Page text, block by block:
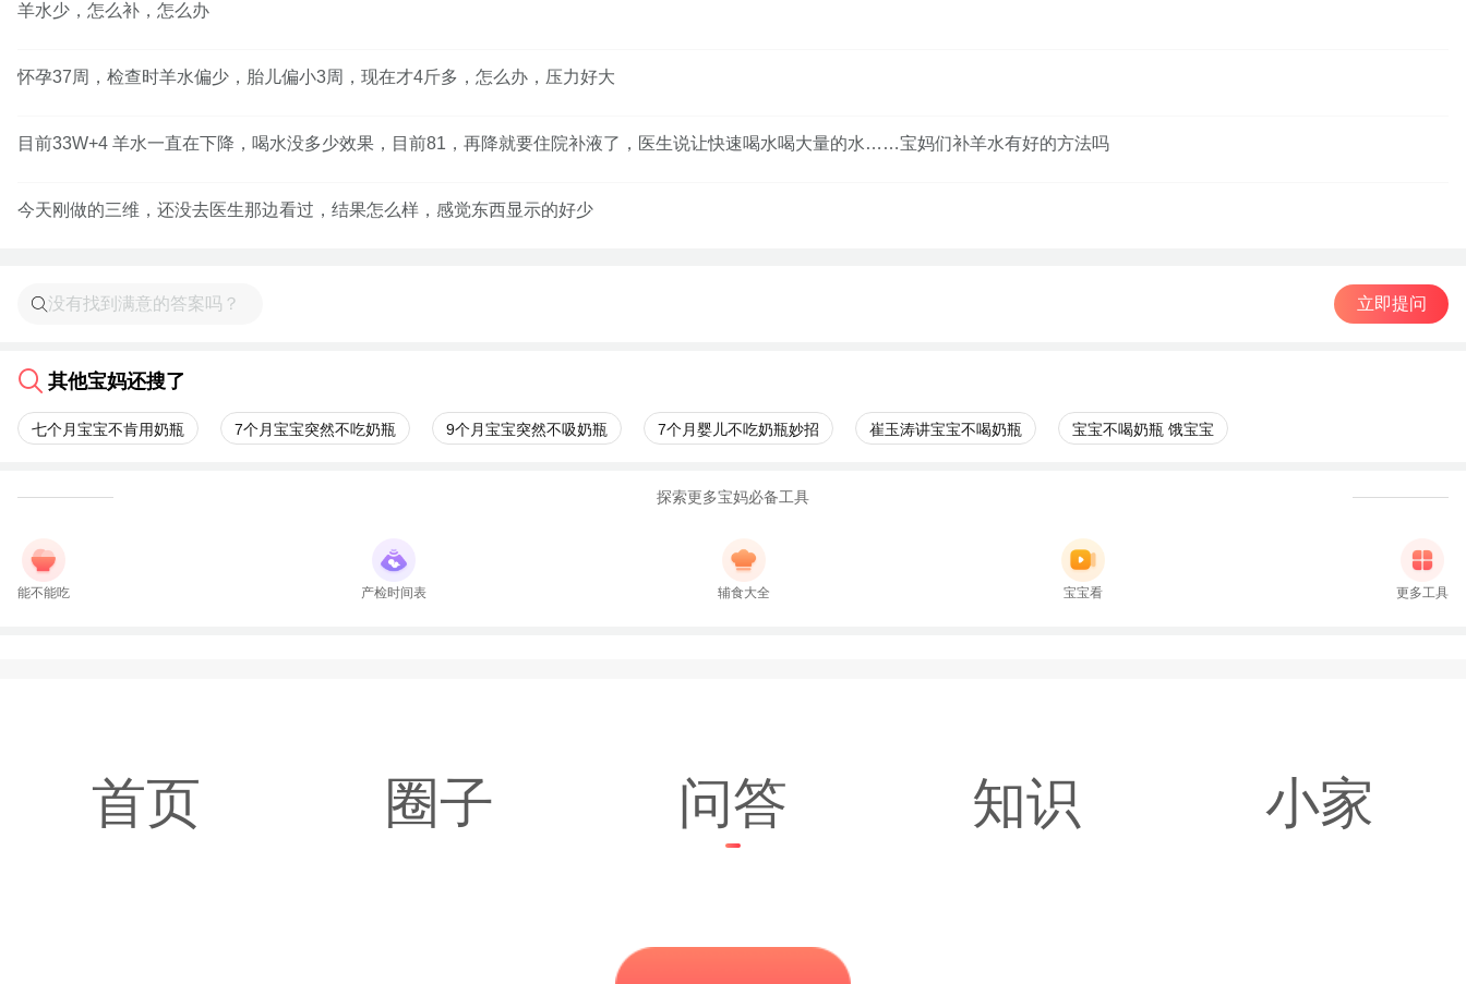
羊水少，怎么补，怎么办
怀孕37周，检查时羊水偏少，胎儿偏小3周，现在才4斤多，怎么办，压力好大
目前33W+4 羊水一直在下降，喝水没多少效果，目前81，再降就要住院补液了，医生说让快速喝水喝大量的水……宝妈们补羊水有好的方法吗
今天刚做的三维，还没去医生那边看过，结果怎么样，感觉东西显示的好少
立即提问
其他宝妈还搜了
七个月宝宝不肯用奶瓶 7个月宝宝突然不吃奶瓶 9个月宝宝突然不吸奶瓶 7个月婴儿不吃奶瓶妙招 崔玉涛讲宝宝不喝奶瓶 宝宝不喝奶瓶 饿宝宝
探索更多宝妈必备工具
能不能吃 产检时间表 辅食大全 宝宝看 更多工具
首页 圈子 问答 知识 小家